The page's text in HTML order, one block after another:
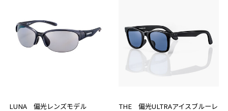
LUNA 偏光レンズモデル
THE 偏光ULTRAアイスブルーレ